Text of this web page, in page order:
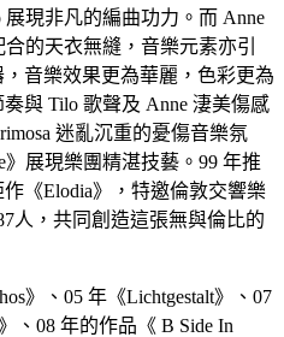
現非凡的編曲功力。而 Anne
的天衣無縫，音樂元素亦引
音樂效果更為華麗，色彩更為
與 Tilo 歌聲及 Anne 淒美傷感
迷亂沉重的憂傷音樂氛
展現樂團精湛技藝。99 年推
《Elodia》，特邀倫敦交響樂
人，共同創造這張無與倫比的
》、05 年《Lichtgestalt》、07
、08 年的作品《 B Side In